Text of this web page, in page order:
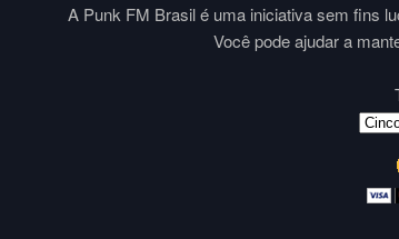
A Punk FM Brasil é uma iniciativa sem fins
Você pode ajudar a